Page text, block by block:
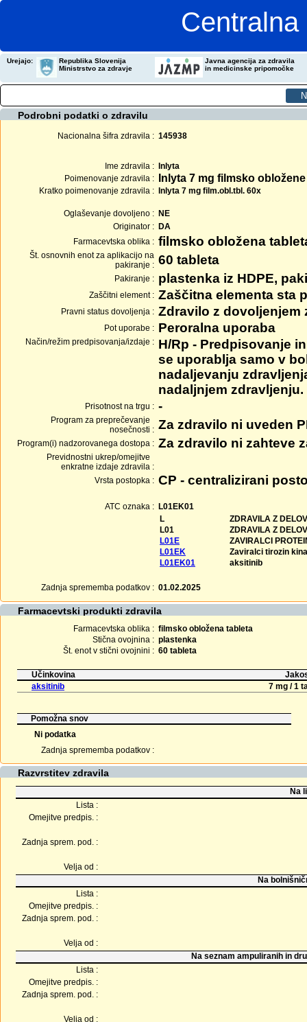
Urejajo:
Republika Slovenija
Ministrstvo za zdravje
Javna agencija za zdravila
in medicinske pripomočke
Podrobni podatki o zdravilu
Nacionalna šifra zdravila : 145938
Ime zdravila :
Inlyta
Poimenovanje zdravila :
Inlyta 7 mg filmsko
Kratko poimenovanje zdravila : Inlyta 7 mg film.obl.tbl. 60x
Oglaševanje dovoljeno : NE
Originator : DA
Farmacevtska oblika : filmsko obložena
Št. osnovnih enot za aplikacijo na
pakiranje : 60 tableta
Pakiranje : plastenka iz HDPE,
Zaščitni element : Zaščitna elementa sta
Pravni status dovoljenja : Zdravilo z dovoljenjem
Pot uporabe : Peroralna uporaba
Način/režim predpisovanja/izdaje : H/Rp - Predpisovanje
se uporablja samo v
nadaljevanju
nadaljnjem zdravljenju.
Prisotnost na trgu : -
Program za preprečevanje
nosečnosti : Za zdravilo ni uveden
Program(i) nadzorovanega dostopa : Za zdravilo ni zahteve
Previdnostni ukrep/omejitve
enkratne izdaje zdravila :
Vrsta postopka : CP - centralizirani
ATC oznaka : L01EK01
L
ZDRAVILA Z
L01
ZDRAVILA Z
L01E
ZAVIRALCI
L01EK
Zaviralci tirozin
L01EK01
aksitinib
Zadnja sprememba podatkov : 01.02.2025
Farmacevtski produkti zdravila
Farmacevtska oblika : filmsko obložena tableta
Stična ovojnina : plastenka
Št. enot v stični ovojnini : 60 tableta
Učinkovina
aksitinib
7 mg / 1
Pomožna snov
Ni podatka
Zadnja sprememba podatkov :
Razvrstitev zdravila
Na
Lista :
Omejitve predpis. :
Zadnja sprem. pod. :
Velja od :
Na
Lista :
Omejitve predpis. :
Zadnja sprem. pod. :
Velja od :
Na seznam ampuliranih in
Lista :
Omejitve predpis. :
Zadnja sprem. pod. :
Velja od :